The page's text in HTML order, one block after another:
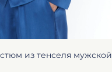
из тенселя мужской